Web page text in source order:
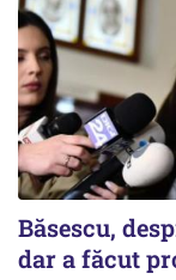
Băsescu,
dar a făcut